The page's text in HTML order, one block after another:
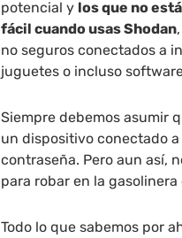
potencial y los que no
fácil cuando usas Shodan
no seguros conectados a
juguetes o incluso
Siempre debemos asumir
un dispositivo conectado
contraseña. Pero aun así,
para robar en la gasolinera
Todo lo que sabemos por